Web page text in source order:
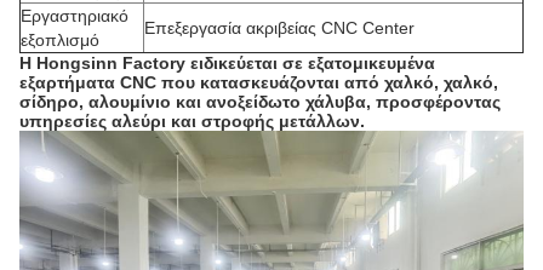
Εργαστηριακό
εξοπλισμό
Επεξεργασία ακριβείας CNC Center
Η Hongsinn Factory ειδικεύεται σε εξατομικευμένα
εξαρτήματα CNC που κατασκευάζονται από χαλκό, χαλκό,
σίδηρο, αλουμίνιο και ανοξείδωτο χάλυβα, προσφέροντας
υπηρεσίες αλεύρι και στροφής μετάλλων.